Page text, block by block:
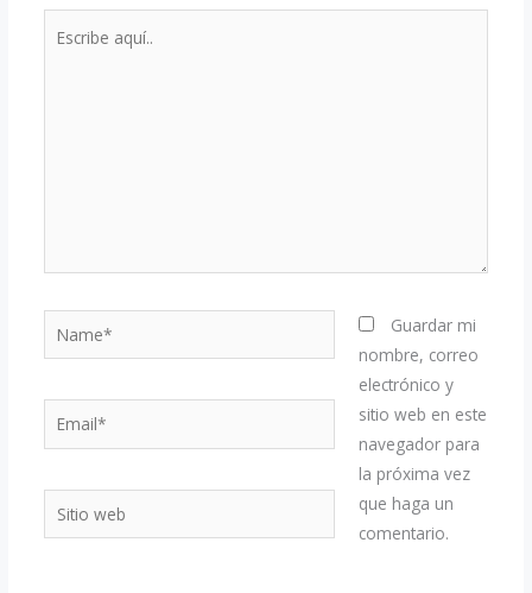
Email*
web
Guardar mi
nombre, correo
electrónico y
sitio web en este
navegador para
la próxima vez
que haga un
comentario.